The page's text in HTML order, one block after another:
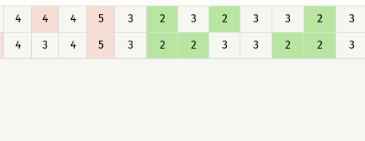
4 4 4 5 3 2 3 2 3 3 2 3
4 3 4 5 3 2 2 3 3 2 2 3